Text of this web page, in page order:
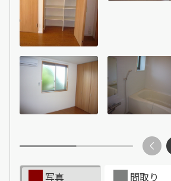
ショップを探す
ス付き・シニア向け
写真 間取り